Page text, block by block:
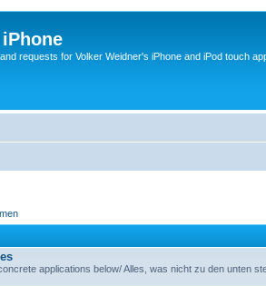
requests for Volker Weidner's iPhone and iPod touch
applications below/ Alles, was nicht zu den unten